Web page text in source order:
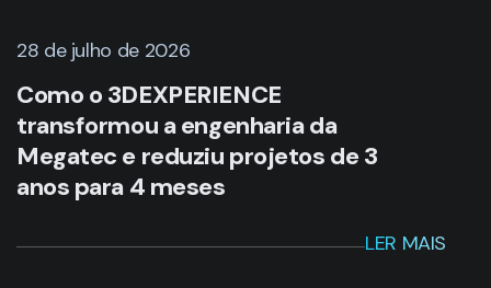
28 de julho de 2026
Como o 3DEXPERIENCE
transformou a engenharia da
Megatec e reduziu projetos de 3
anos para 4 meses
LER MAIS